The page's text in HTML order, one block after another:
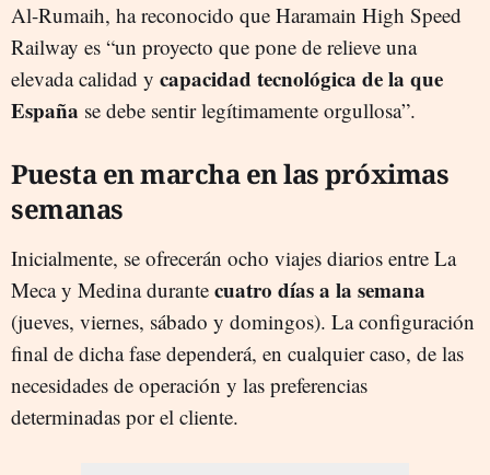
Al-Rumaih, ha reconocido que Haramain High Speed
Railway es “un proyecto que pone de relieve una
elevada calidad y capacidad tecnológica de la que
España se debe sentir legítimamente orgullosa”.
Puesta en marcha en las próximas
semanas
Inicialmente, se ofrecerán ocho viajes diarios entre La
Meca y Medina durante cuatro días a la semana
(jueves, viernes, sábado y domingos). La configuración
final de dicha fase dependerá, en cualquier caso, de las
necesidades de operación y las preferencias
determinadas por el cliente.